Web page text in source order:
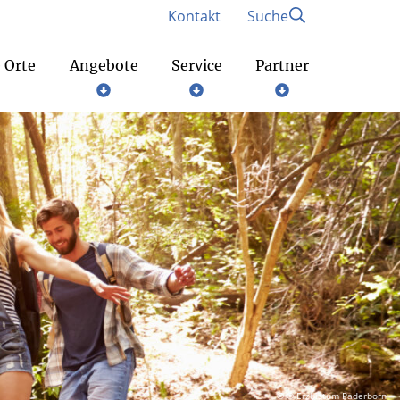
Orte Angebote Service Partner
Kontakt Suche
© © Erzbistum Paderborn